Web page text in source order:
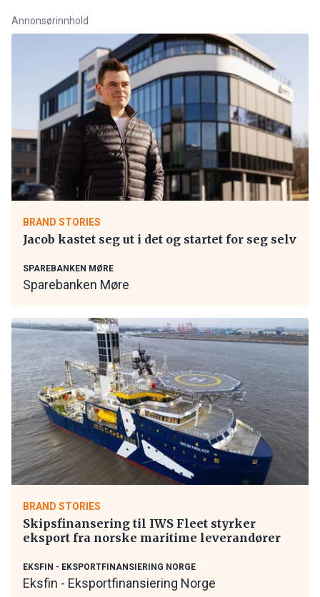
Annonsørinnhold
BRAND STORIES
Jacob kastet seg ut i det og startet for seg selv
SPAREBANKEN MØRE
Sparebanken Møre
BRAND STORIES
Skipsfinansering til IWS Fleet styrker
eksport fra norske maritime leverandører
EKSFIN - EKSPORTFINANSIERING NORGE
Eksfin - Eksportfinansiering Norge